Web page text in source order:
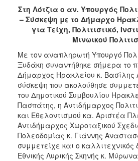
2018
2017
2015
2013
2012
2011
2010
2006
Στη Λότζια ο αν. Υπουργός
– Σύσκεψη με το Δήμαρχο
για Τείχη, Πολιτιστικό,
Μινωικού
Με τον αναπληρωτή Υπουργό
Ξυδάκη συναντήθηκε σήμερα το
Δήμαρχος Ηρακλείου κ. Βασίλης
σύσκεψη που ακολούθησε
του Δημοτικού Συμβουλίου
Πασπάτης, η Αντιδήμαρχος
και Εθελοντισμού κα. Αριστέα
Αντιδήμαρχος Χωροταξικού
Πολεοδομίας κ. Γιάννης
συμμετείχε και ο καλλιτεχνικός
Εθνικής Λυρικής Σκηνής κ.